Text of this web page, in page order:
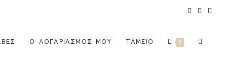
Ο ΛΟΓΑΡΙΑΣΜΌΣ ΜΟΥ ΤΑΜΕΊΟ 0